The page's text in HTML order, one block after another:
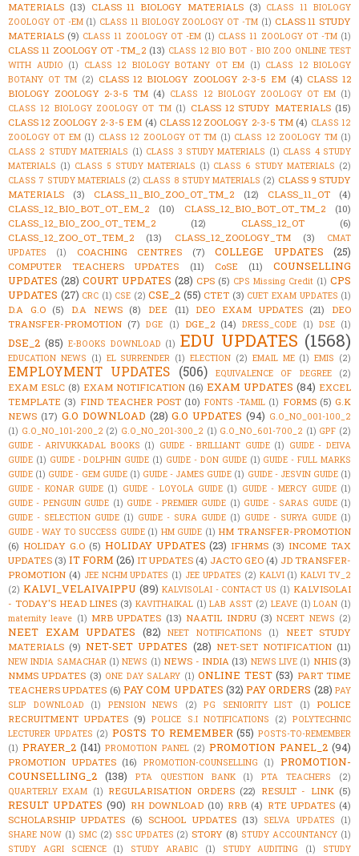
MATERIALS (13) CLASS 11 BIOLOGY MATERIALS (3) CLASS 11 BIOLOGY
ZOOLOGY OT -EM (1) CLASS 11 BIOLOGY ZOOLOGY OT -TM (1) CLASS 11 STUDY
MATERIALS (9) CLASS 11 ZOOLOGY OT -EM (1) CLASS 11 ZOOLOGY OT -TM (1)
CLASS 11 ZOOLOGY OT -TM_2 (13) CLASS 12 BIO BOT - BIO ZOO ONLINE TEST
WITH AUDIO (1) CLASS 12 BIOLOGY BOTANY OT EM (1) CLASS 12 BIOLOGY
BOTANY OT TM (2) CLASS 12 BIOLOGY ZOOLOGY 2-3-5 EM (4) CLASS 12
BIOLOGY ZOOLOGY 2-3-5 TM (4) CLASS 12 BIOLOGY ZOOLOGY OT EM (1)
CLASS 12 BIOLOGY ZOOLOGY OT TM (1) CLASS 12 STUDY MATERIALS (15)
CLASS 12 ZOOLOGY 2-3-5 EM (4) CLASS 12 ZOOLOGY 2-3-5 TM (4) CLASS 12
ZOOLOGY OT EM (1) CLASS 12 ZOOLOGY OT TM (1) CLASS 12 ZOOLOGY TM (1)
CLASS 2 STUDY MATERIALS (1) CLASS 3 STUDY MATERIALS (1) CLASS 4 STUDY
MATERIALS (1) CLASS 5 STUDY MATERIALS (1) CLASS 6 STUDY MATERIALS (2)
CLASS 7 STUDY MATERIALS (2) CLASS 8 STUDY MATERIALS (2) CLASS 9 STUDY
MATERIALS
(3) CLASS_11_BIO_ZOO_OT_TM_2 (12) CLASS_11_OT
(4)
CLASS_12_BIO_BOT_OT_EM_2
(10) CLASS_12_BIO_BOT_OT_TM_2
(10)
CLASS_12_BIO_ZOO_OT_TEM_2
(12) CLASS_12_OT
(6)
CLASS_12_ZOO_OT_TEM_2
(13) CLASS_12_ZOOLOGY_TM (3)
CMAT
UPDATES
(1) COACHING CENTRES (7) COLLEGE UPDATES (25)
COMPUTER TEACHERS UPDATES (11) CoSE (11)
COUNSELLING
UPDATES (28) COURT UPDATES (28) CPS (5) CPS Missing Credit (1) CPS
UPDATES (27) CRC (1) CSE (2) CSE_2 (55) CTET (3) CUET EXAM UPDATES (1)
D.A G.O (5) D.A NEWS (8) DEE (11) DEO EXAM UPDATES (21)
DEO
TRANSFER-PROMOTION (7) DGE (1) DGE_2 (14) DRESS_CODE (1) DSE (1)
DSE_2 (85) E-BOOKS DOWNLOAD (1) EDU UPDATES (1568)
EDUCATION NEWS (1) EL SURRENDER (1) ELECTION (2) EMAIL ME (1) EMIS (2)
EMPLOYMENT UPDATES (506) EQUIVALENCE OF DEGREE (2)
EXAM ESLC (8) EXAM NOTIFICATION (16) EXAM UPDATES (84) EXCEL
TEMPLATE (3) FIND TEACHER POST (10) FONTS -TAMIL (1) FORMS (5) G.K
NEWS (17) G.O DOWNLOAD (28) G.O UPDATES (94) G.O_NO_001-100_2
(1) G.O_NO_101-200_2 (2) G.O_NO_201-300_2 (1) G.O_NO_601-700_2 (1) GPF (2)
GUIDE - ARIVUKKADAL BOOKS (1) GUIDE - BRILLIANT GUIDE (1) GUIDE - DEIVA
GUIDE (1) GUIDE - DOLPHIN GUIDE (1) GUIDE - DON GUIDE (1) GUIDE - FULL MARKS
GUIDE (1) GUIDE - GEM GUIDE (1) GUIDE - JAMES GUIDE (1) GUIDE - JESVIN GUIDE (1)
GUIDE - KONAR GUIDE (1) GUIDE - LOYOLA GUIDE (1) GUIDE - MERCY GUIDE (1)
GUIDE - PENGUIN GUIDE (1) GUIDE - PREMIER GUIDE (1) GUIDE - SARAS GUIDE (1)
GUIDE - SELECTION GUIDE (1) GUIDE - SURA GUIDE (1) GUIDE - SURYA GUIDE (1)
GUIDE - WAY TO SUCCESS GUIDE (1) HM GUIDE (1) HM TRANSFER-PROMOTION
(6) HOLIDAY G.O (5) HOLIDAY UPDATES (23) IFHRMS (3) INCOME TAX
UPDATES (3) IT FORM (26) IT UPDATES (4) JACTO GEO (4) JD TRANSFER-
PROMOTION (4) JEE NCHM UPDATES (1) JEE UPDATES (2) KALVI (1) KALVI TV_2
(2) KALVI_VELAIVAIPPU (89) KALVISOLAI - CONTACT US (1) KALVISOLAI
- TODAY'S HEAD LINES (3) KAVITHAIKAL (1) LAB ASST (2) LEAVE (1) LOAN (1)
maternity leave (1) MRB UPDATES (13) NAATIL INDRU (3) NCERT NEWS (2)
NEET EXAM UPDATES (82) NEET NOTIFICATIONS (1)
NEET STUDY
MATERIALS (9) NET-SET UPDATES (28) NET-SET NOTIFICATION (11)
NEW INDIA SAMACHAR (1) NEWS (1) NEWS - INDIA (13) NEWS LIVE (1) NHIS (3)
NMMS UPDATES (3) ONE DAY SALARY (1) ONLINE TEST (53) PART TIME
TEACHERS UPDATES (6) PAY COM UPDATES (32) PAY ORDERS (28) PAY
SLIP DOWNLOAD
(1) PENSION NEWS (2) PG SENIORITY LIST (1)
POLICE
RECRUITMENT UPDATES (9) POLICE S.I NOTIFICATIONS (2) POLYTECHNIC
LECTURER UPDATES (2) POSTS TO REMEMBER (55) POSTS-TO-REMEMBER
(1) PRAYER_2 (141) PROMOTION PANEL (2) PROMOTION PANEL_2 (94)
PROMOTION UPDATES (16) PROMOTION-COUNSELLING (1)
PROMOTION-
COUNSELLING_2 (138) PTA QUESTION BANK (1) PTA TEACHERS
(2)
QUARTERLY EXAM (1) REGULARISATION ORDERS (22) RESULT - LINK (5)
RESULT UPDATES (90) RH DOWNLOAD (10) RRB (4) RTE UPDATES (4)
SCHOLARSHIP UPDATES (6) SCHOOL UPDATES (13) SELVA UPDATES
(1)
SHARE NOW (1) SMC (2) SSC UPDATES (2) STORY (8) STUDY ACCOUNTANCY (1)
STUDY AGRI SCIENCE
(1) STUDY ARABIC (1) STUDY AUDITING (1)
STUDY